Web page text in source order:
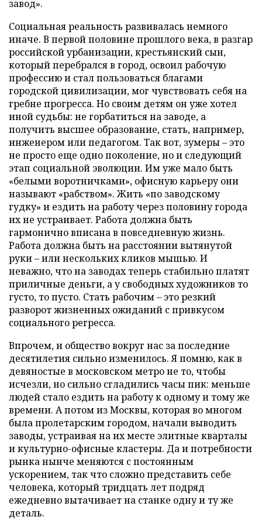
завод».
Социальная реальность развивалась немного
иначе. В первой половине прошлого века, в разгар
российской урбанизации, крестьянский сын,
который перебрался в город, освоил рабочую
профессию и стал пользоваться благами
городской цивилизации, мог чувствовать себя на
гребне прогресса. Но своим детям он уже хотел
иной судьбы: не горбатиться на заводе, а
получить высшее образование, стать, например,
инженером или педагогом. Так вот, зумеры – это
не просто еще одно поколение, но и следующий
этап социальной эволюции. Им уже мало быть
«белыми воротничками», офисную карьеру они
называют «рабством». Жить «по заводскому
гудку» и ездить на работу через половину города
их не устраивает. Работа должна быть
гармонично вписана в повседневную жизнь.
Работа должна быть на расстоянии вытянутой
руки – или нескольких кликов мышью. И
неважно, что на заводах теперь стабильно платят
приличные деньги, а у свободных художников то
густо, то пусто. Стать рабочим – это резкий
разворот жизненных ожиданий с привкусом
социального регресса.
Впрочем, и общество вокруг нас за последние
десятилетия сильно изменилось. Я помню, как в
девяностые в московском метро не то, чтобы
исчезли, но сильно сгладились часы пик: меньше
людей стало ездить на работу к одному и тому же
времени. А потом из Москвы, которая во многом
была пролетарским городом, начали выводить
заводы, устраивая на их месте элитные кварталы
и культурно-офисные кластеры. Да и потребности
рынка нынче меняются с постоянным
ускорением, так что сложно представить себе
человека, который тридцать лет подряд
ежедневно вытачивает на станке одну и ту же
деталь.